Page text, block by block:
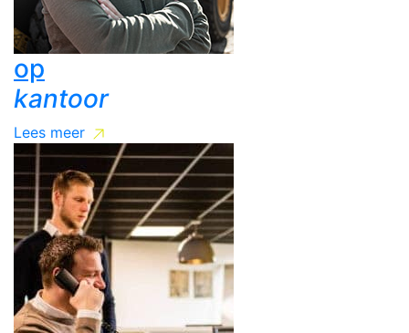
op
kantoor
Lees meer